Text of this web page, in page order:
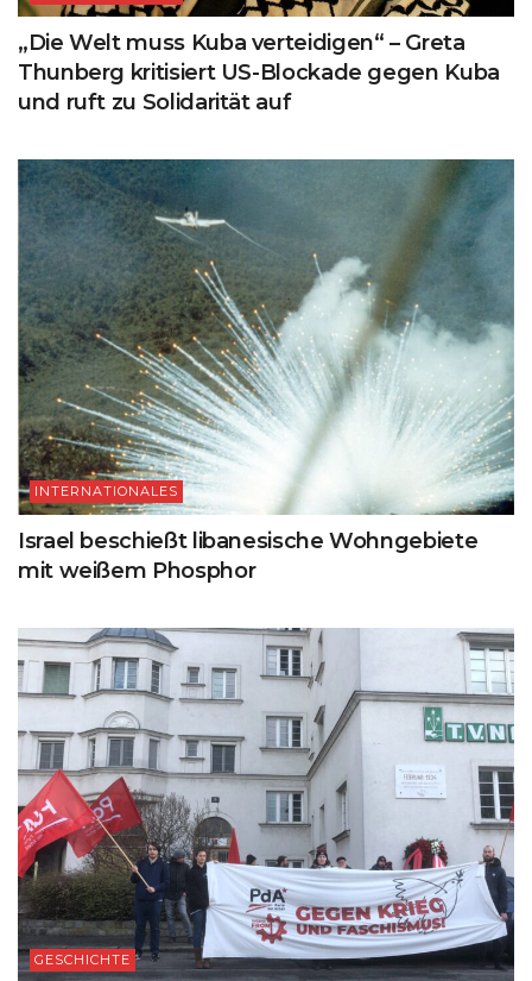
„Die Welt muss Kuba verteidigen“ – Greta
Thunberg kritisiert US-Blockade gegen Kuba
und ruft zu Solidarität auf
INTERNATIONALES
Israel beschießt libanesische Wohngebiete
mit weißem Phosphor
GESCHICHTE